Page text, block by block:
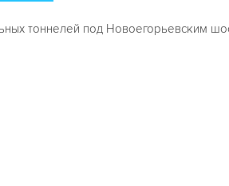
тоннелей под Новоегорьевским